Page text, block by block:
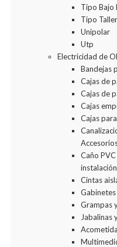
Tipo Bajo
Tipo Taller
Unipolar
Utp
Electricidad de
Bandejas
Cajas de
Cajas de
Cajas
Cajas
Caño
instalación
Cintas
Grampas
Jabalinas